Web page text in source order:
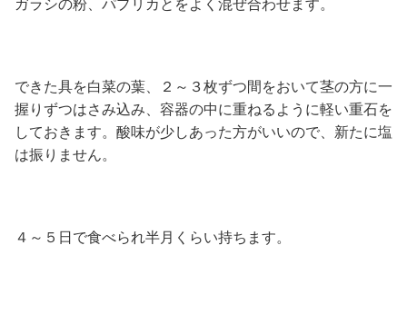
ガラシの粉、パプリカとをよく混ぜ合わせます。
できた具を白菜の葉、２～３枚ずつ間をおいて茎の方に一
握りずつはさみ込み、容器の中に重ねるように軽い重石を
しておきます。酸味が少しあった方がいいので、新たに塩
は振りません。
４～５日で食べられ半月くらい持ちます。